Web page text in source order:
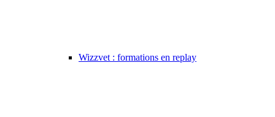
Wizzvet : formations en replay